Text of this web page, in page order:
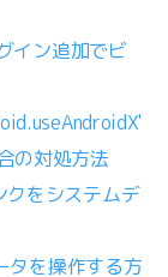
イン追加でビ
の対処方法
をシステムデ
タを操作する方